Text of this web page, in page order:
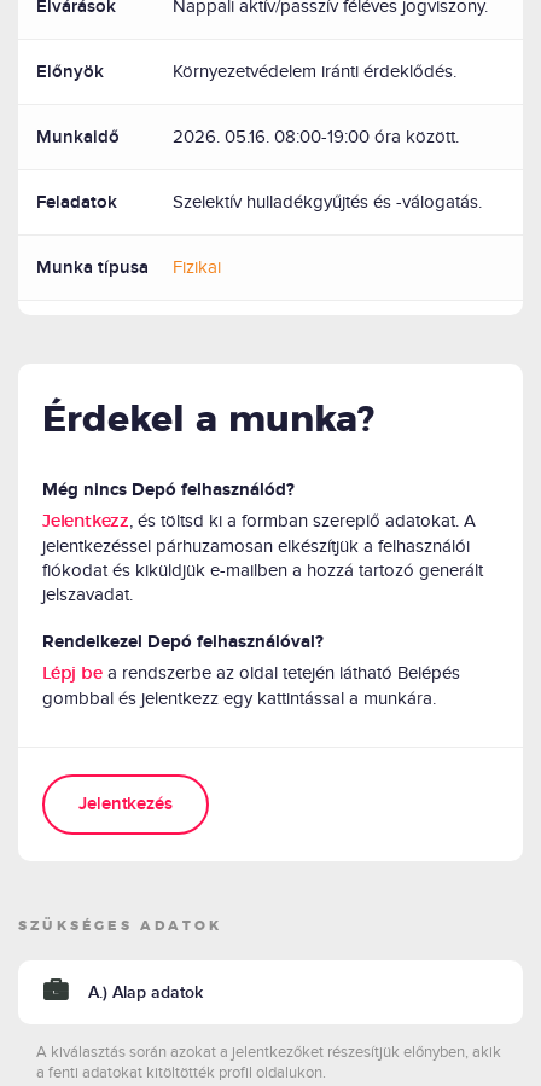
Elvárások Nappali aktív/passzív féléves jogviszony.
Előnyök Környezetvédelem iránti érdeklődés.
Munkaidő 2026. 05.16. 08:00-19:00 óra között.
Feladatok Szelektív hulladékgyűjtés és -válogatás.
Munka típusa Fizikai
Érdekel a munka?
Még nincs Depó felhasználód?
Jelentkezz, és töltsd ki a formban szereplő adatokat. A
jelentkezéssel párhuzamosan elkészítjük a felhasználói
fiókodat és kiküldjük e-mailben a hozzá tartozó generált
jelszavadat.
Rendelkezel Depó felhasználóval?
Lépj bea rendszerbe az oldal tetején látható Belépés
gombbal és jelentkezz egy kattintással a munkára.
Jelentkezés
SZÜKSÉGES ADATOK
A.) Alap adatok
A kiválasztás során azokat a jelentkezőket részesítjük előnyben, akik
a fenti adatokat kitöltötték profil oldalukon.